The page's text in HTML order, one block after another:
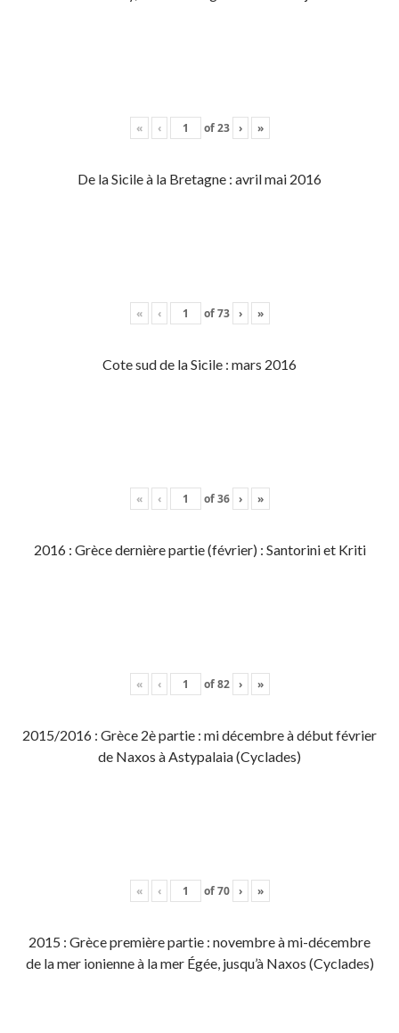
« ‹ of23 › »
De la Sicile à la Bretagne : avril mai 2016
« ‹ of73 › »
Cote sud de la Sicile : mars 2016
« ‹ of36 › »
2016 : Grèce dernière partie (février) : Santorini et Kriti
« ‹ of82 › »
2015/2016 : Grèce 2è partie : mi décembre à début février
de Naxos à Astypalaia (Cyclades)
« ‹ of70 › »
2015 : Grèce première partie : novembre à mi-décembre
de la mer ionienne à la mer Égée, jusqu’à Naxos (Cyclades)